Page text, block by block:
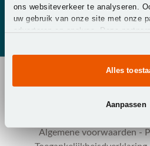
ons websiteverkeer te analyseren.
uw gebruik van onze site met onze
adverteren en analyse. Deze
combineren met andere informatie
of die ze hebben verzameld op
Alles
Aanpassen
Contact
Copyright © 2026 - Van der
Algemene voorwaarden -